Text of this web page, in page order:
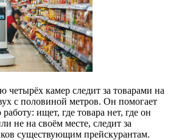
четырёх камер следит за товарами на
с половиной метров. Он помогает
ищет, где товара нет, где он
не на своём месте, следит за
существующим прейскурантам.